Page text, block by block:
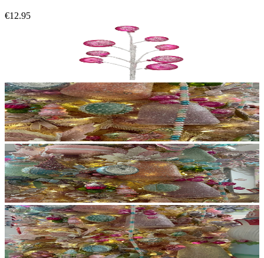
€12.95